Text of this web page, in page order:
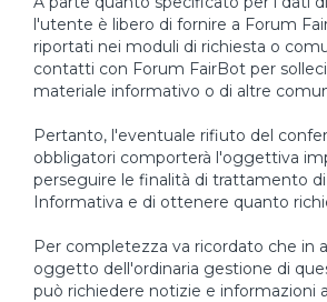
l'utente è libero di fornire a Forum
riportati nei moduli di richiesta o
contatti con Forum FairBot per
materiale informativo o di altre
Pertanto, l'eventuale rifiuto del
obbligatori comporterà l'oggettiva
perseguire le finalità di trattamento
Informativa e di ottenere quanto
Per completezza va ricordato che in
oggetto dell'ordinaria gestione di
può richiedere notizie e informazioni